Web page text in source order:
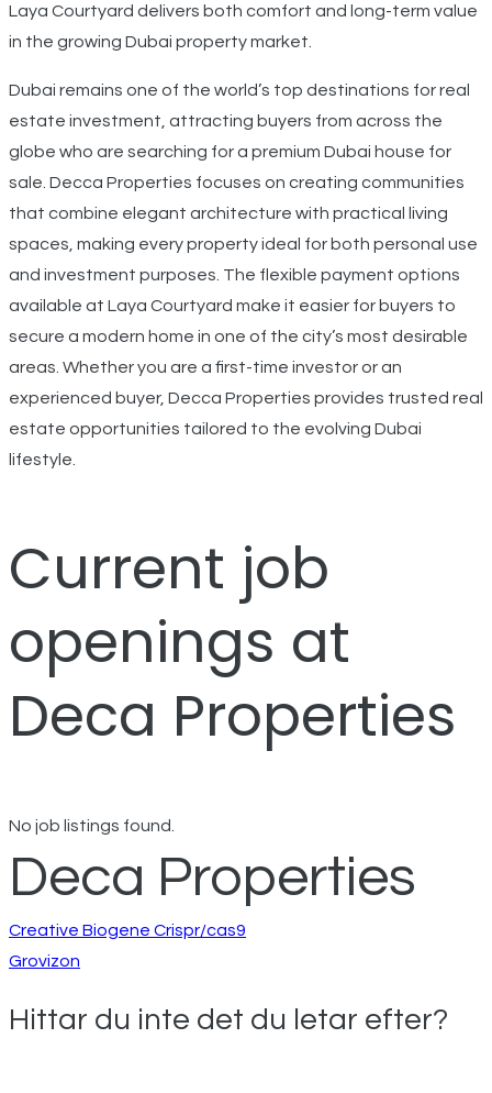
Laya Courtyard delivers both comfort and long-term value
in the growing Dubai property market.
Dubai remains one of the world’s top destinations for real
estate investment, attracting buyers from across the
globe who are searching for a premium Dubai house for
sale. Decca Properties focuses on creating communities
that combine elegant architecture with practical living
spaces, making every property ideal for both personal use
and investment purposes. The flexible payment options
available at Laya Courtyard make it easier for buyers to
secure a modern home in one of the city’s most desirable
areas. Whether you are a first-time investor or an
experienced buyer, Decca Properties provides trusted real
estate opportunities tailored to the evolving Dubai
lifestyle.
Current job
openings at
Deca Properties
No job listings found.
Deca Properties
Creative Biogene Crispr/cas9
Grovizon
Hittar du inte det du letar efter?